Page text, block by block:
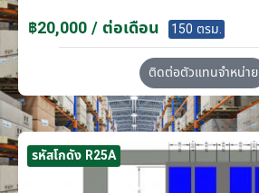
฿20,000 / ต่อเดือน 150 ตรม.
ติดต่อตัวแทนจำหน่าย
รหัสโกดัง R25A